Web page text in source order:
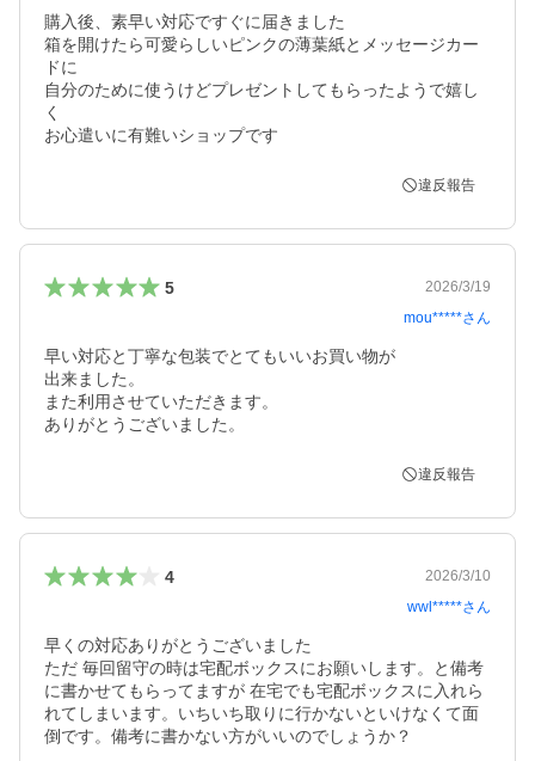
購入後、素早い対応ですぐに届きました
箱を開けたら可愛らしいピンクの薄葉紙とメッセージカー
ドに
自分のために使うけどプレゼントしてもらったようで嬉し
く
お心遣いに有難いショップです
違反報告
5
2026/3/19
mou*****さん
早い対応と丁寧な包装でとてもいいお買い物が
出来ました。
また利用させていただきます。
ありがとうございました。
違反報告
4
2026/3/10
wwl*****さん
早くの対応ありがとうございました
ただ 毎回留守の時は宅配ボックスにお願いします。と備考
に書かせてもらってますが 在宅でも宅配ボックスに入れら
れてしまいます。いちいち取りに行かないといけなくて面
倒です。備考に書かない方がいいのでしょうか？